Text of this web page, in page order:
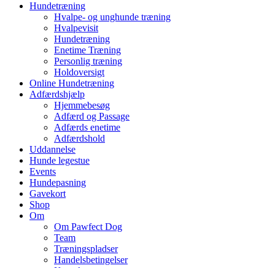
Hundetræning
Hvalpe- og unghunde træning
Hvalpevisit
Hundetræning
Enetime Træning
Personlig træning
Holdoversigt
Online Hundetræning
Adfærdshjælp
Hjemmebesøg
Adfærd og Passage
Adfærds enetime
Adfærdshold
Uddannelse
Hunde legestue
Events
Hundepasning
Gavekort
Shop
Om
Om Pawfect Dog
Team
Træningspladser
Handelsbetingelser